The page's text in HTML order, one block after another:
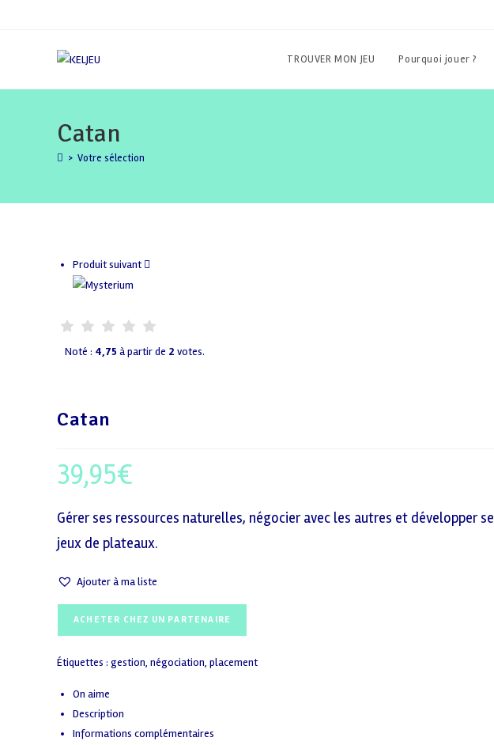
TROUVER MON JEU Pourquoi jouer ?
Catan
> Votre sélection
Produit suivant
Noté : 4,75 à partir de 2votes.
Catan
39,95€
Gérer ses ressources naturelles, négocier avec les autres et développer
jeux de plateaux.
Ajouter à ma liste
ACHETER CHEZ UN PARTENAIRE
Étiquettes : gestion, négociation, placement
On aime
Description
Informations complémentaires